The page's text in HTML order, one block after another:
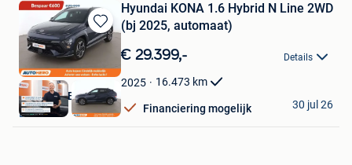
Bewaren
in
Mijn
Favorieten
Hyundai KONA 1.6 Hybrid N Line 2WD
(bj 2025, automaat)
€ 29.399,- Details
2025 16.473 km
Financiering mogelijk
Autohero België
Brussel
30 jul 26